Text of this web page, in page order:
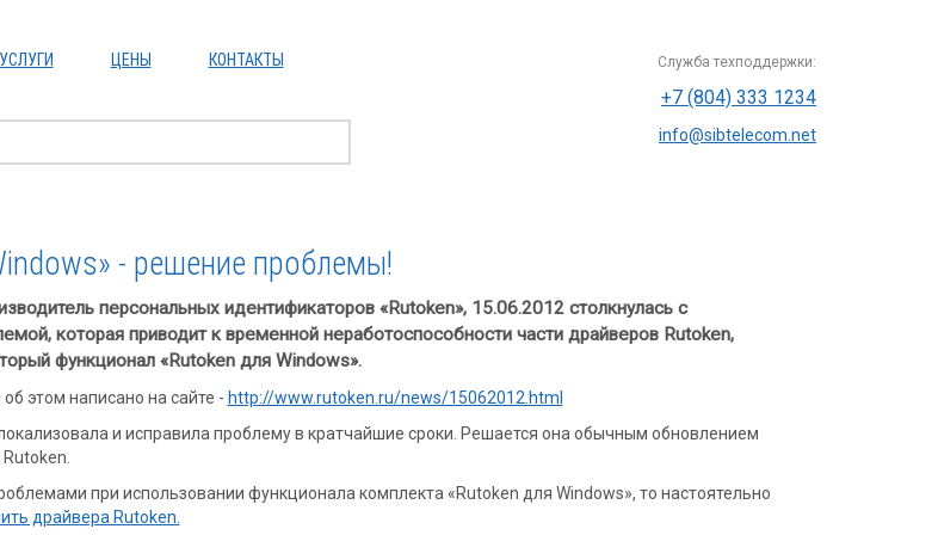
ЦЕНЫ КОНТАКТЫ Служба техподдержки:
+7 (804) 333 1234
info@sibtelecom.net
- решение проблемы!
персональных идентификаторов «Rutoken», 15.06.2012 столкнулась с
которая приводит к временной неработоспособности части драйверов Rutoken,
функционал «Rutoken для Windows».
этом написано на сайте - http://www.rutoken.ru/news/15062012.html
и исправила проблему в кратчайшие сроки. Решается она обычным обновлением
при использовании функционала комплекта «Rutoken для Windows», то настоятельно
драйвера Rutoken.